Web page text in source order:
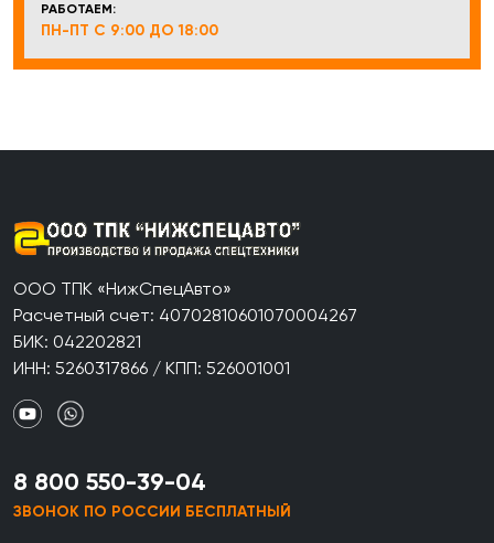
РАБОТАЕМ:
ПН-ПТ С 9:00 ДО 18:00
ООО ТПК «НижСпецАвто»
Расчетный счет: 40702810601070004267
БИК: 042202821
ИНН: 5260317866 / КПП: 526001001
8 800 550-39-04
ЗВОНОК ПО РОССИИ БЕСПЛАТНЫЙ